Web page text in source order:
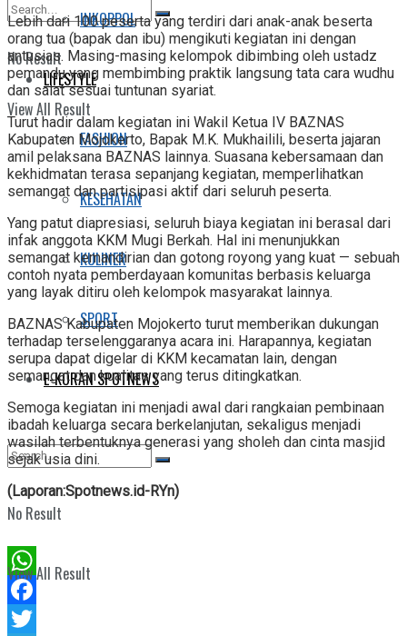
No Result
View All Result
INKOPPOL
LIFESTYLE
FASHION
KESEHATAN
KULINER
SPORT
E-KORAN SPOTNEWS
No Result
View All Result
Lebih dari 100 peserta yang terdiri dari anak-anak beserta
orang tua (bapak dan ibu) mengikuti kegiatan ini dengan
antusias. Masing-masing kelompok dibimbing oleh ustadz
pemandu yang membimbing praktik langsung tata cara wudhu
dan salat sesuai tuntunan syariat.
Turut hadir dalam kegiatan ini Wakil Ketua IV BAZNAS
Kabupaten Mojokerto, Bapak M.K. Mukhailili, beserta jajaran
amil pelaksana BAZNAS lainnya. Suasana kebersamaan dan
kekhidmatan terasa sepanjang kegiatan, memperlihatkan
semangat dan partisipasi aktif dari seluruh peserta.
Yang patut diapresiasi, seluruh biaya kegiatan ini berasal dari
infak anggota KKM Mugi Berkah. Hal ini menunjukkan
semangat kemandirian dan gotong royong yang kuat — sebuah
contoh nyata pemberdayaan komunitas berbasis keluarga
yang layak ditiru oleh kelompok masyarakat lainnya.
BAZNAS Kabupaten Mojokerto turut memberikan dukungan
terhadap terselenggaranya acara ini. Harapannya, kegiatan
serupa dapat digelar di KKM kecamatan lain, dengan
semangat dan kualitas yang terus ditingkatkan.
Semoga kegiatan ini menjadi awal dari rangkaian pembinaan
ibadah keluarga secara berkelanjutan, sekaligus menjadi
wasilah terbentuknya generasi yang sholeh dan cinta masjid
sejak usia dini.
(Laporan:Spotnews.id-RYn)
WhatsApp
Facebook